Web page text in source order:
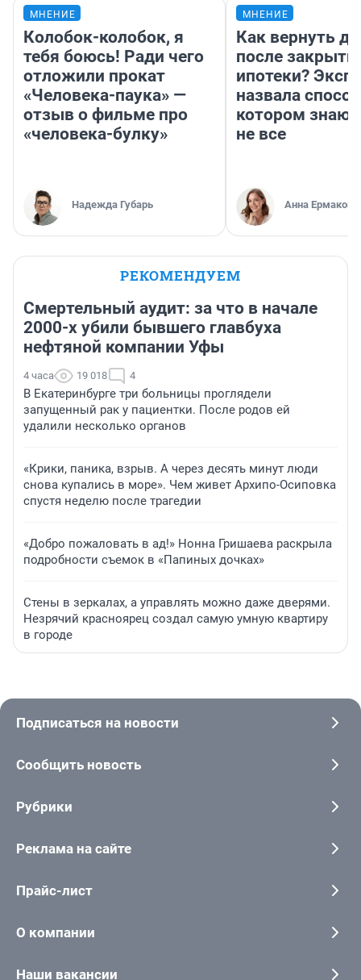
МНЕНИЕ
Колобок-колобок, я
тебя боюсь! Ради чего
отложили прокат
«Человека-паука» —
отзыв о фильме про
«человека-булку»
Надежда Губарь
МНЕНИЕ
Как вернуть
после
ипотеки?
назвала
котором
не все
Анна Ермакова
РЕКОМЕНДУЕМ
Смертельный аудит: за что в начале
2000-х убили бывшего главбуха
нефтяной компании Уфы
4 часа 19 018 4
В Екатеринбурге три больницы проглядели
запущенный рак у пациентки. После родов ей
удалили несколько органов
«Крики, паника, взрыв. А через десять минут люди
снова купались в море». Чем живет Архипо-Осиповка
спустя неделю после трагедии
«Добро пожаловать в ад!» Нонна Гришаева раскрыла
подробности съемок в «Папиных дочках»
Стены в зеркалах, а управлять можно даже дверями.
Незрячий красноярец создал самую умную квартиру
в городе
Подписаться на новости
Сообщить новость
Рубрики
Реклама на сайте
Прайс-лист
О компании
Наши вакансии